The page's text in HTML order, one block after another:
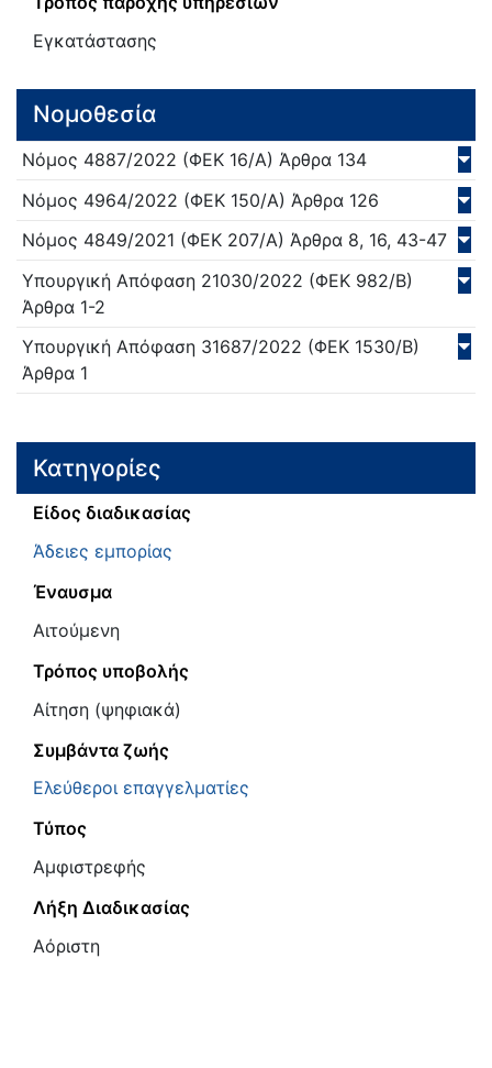
Εγκατάστασης
Νομοθεσία
Νόμος 4887/2022 (ΦΕΚ 16/Α) Άρθρα 134
Νόμος 4964/2022 (ΦΕΚ 150/Α) Άρθρα 126
Νόμος 4849/2021 (ΦΕΚ 207/Α) Άρθρα 8, 16, 43-47
Υπουργική Απόφαση 21030/2022 (ΦΕΚ 982/Β)
Άρθρα 1-2
Υπουργική Απόφαση 31687/2022 (ΦΕΚ 1530/Β)
Άρθρα 1
Κατηγορίες
Είδος διαδικασίας
Άδειες εμπορίας
Έναυσμα
Αιτούμενη
Τρόπος υποβολής
Αίτηση (ψηφιακά)
Συμβάντα ζωής
Ελεύθεροι επαγγελματίες
Τύπος
Αμφιστρεφής
Λήξη Διαδικασίας
Αόριστη